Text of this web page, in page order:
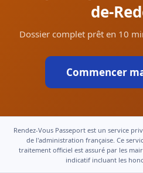
de-
Dossier complet prêt en 10
Commencer
Rendez-Vous Passeport est un service
de l'administration française. Ce
traitement officiel est assuré par les
indicatif incluant les